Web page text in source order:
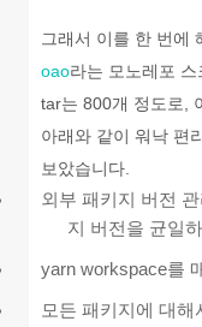
그래서 이를 한 번에
oao라는 모노레포
tar는 800개 정도로,
아래와 같이 워낙 편
보았습니다.
외부 패키지 버전
지 버전을 균일
yarn workspace를
모든 패키지에 대해